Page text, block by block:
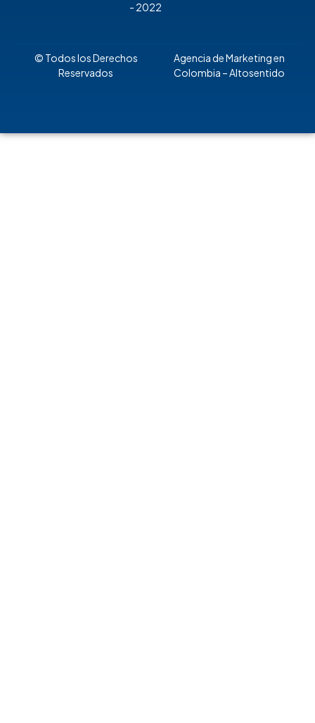
- 2022
© Todos los Derechos
Reservados
Agencia de Marketing en
Colombia – Altosentido